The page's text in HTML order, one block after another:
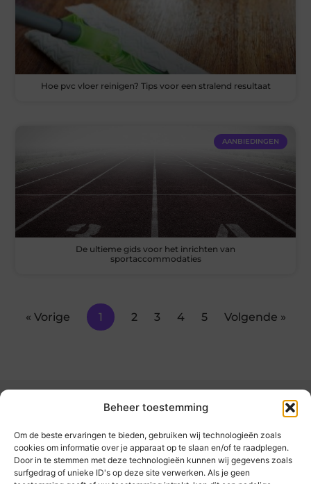
Beheer toestemming
Om de beste ervaringen te bieden, gebruiken wij technologieën zoals
cookies om informatie over je apparaat op te slaan en/of te raadplegen.
Door in te stemmen met deze technologieën kunnen wij gegevens zoals
surfgedrag of unieke ID's op deze site verwerken. Als je geen
Hoe pvc vloer reinigen? Tips voor een stralend resultaat
AANBIEDINGEN
De ultieme gids voor het inrichten van
sportaccommodaties
« Vorige 1 2 3 4 5 Volgende »
kickinsite.nl – Echt, eerlijk, alles wat telt.